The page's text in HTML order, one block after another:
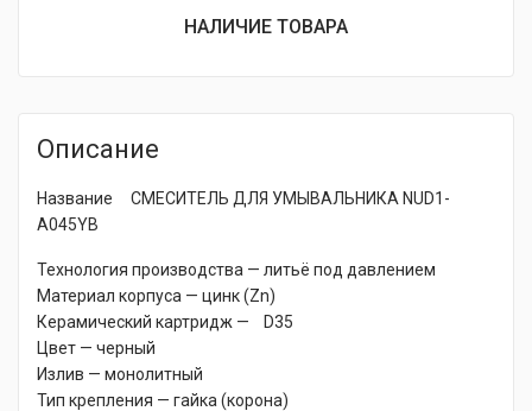
НАЛИЧИЕ ТОВАРА
Описание
Название СМЕСИТЕЛЬ ДЛЯ УМЫВАЛЬНИКА NUD1-
A045YB
Технология производства — литьё под давлением
Материал корпуса — цинк (Zn)
Керамический картридж — D35
Цвет — черный
Излив — монолитный
Тип крепления — гайка (корона)